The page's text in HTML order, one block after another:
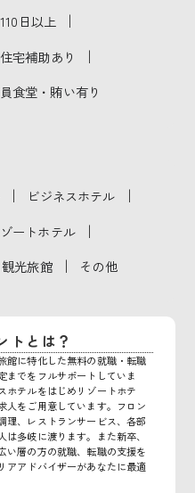
日以上 ｜
宅補助あり ｜
食堂・賄い有り
｜ ビジネスホテル ｜
ゾートホテル ｜
観光旅館 ｜ その他
トとは？
館に特化した無料の就職・転職
までをフルサポートしていま
ホテルをはじめリゾートホテ
人をご用意しています。フロン
理、レストランサービス、各部
多岐に渡ります。また新卒、
い層の方の就職、転職の支援を
アアドバイザーがあなたに最適